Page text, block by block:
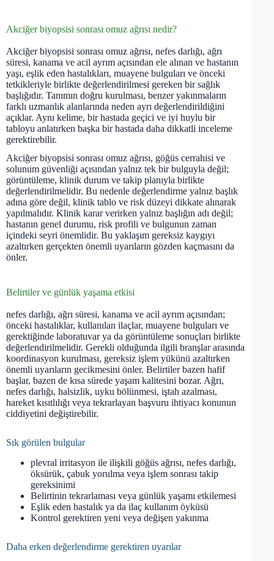
Akciğer biyopsisi sonrası omuz ağrısı nedir?
Akciğer biyopsisi sonrası omuz ağrısı, nefes darlığı, ağrı
süresi, kanama ve acil ayrım açısından ele alınan ve hastanın
yaşı, eşlik eden hastalıkları, muayene bulguları ve önceki
tetkikleriyle birlikte değerlendirilmesi gereken bir sağlık
başlığıdır. Tanımın doğru kurulması, benzer yakınmaların
farklı uzmanlık alanlarında neden ayrı değerlendirildiğini
açıklar. Aynı kelime, bir hastada geçici ve iyi huylu bir
tabloyu anlatırken başka bir hastada daha dikkatli inceleme
gerektirebilir.
Akciğer biyopsisi sonrası omuz ağrısı, göğüs cerrahisi ve
solunum güvenliği açısından yalnız tek bir bulguyla değil;
görüntüleme, klinik durum ve takip planıyla birlikte
değerlendirilmelidir. Bu nedenle değerlendirme yalnız başlık
adına göre değil, klinik tablo ve risk düzeyi dikkate alınarak
yapılmalıdır. Klinik karar verirken yalnız başlığın adı değil;
hastanın genel durumu, risk profili ve bulgunun zaman
içindeki seyri önemlidir. Bu yaklaşım gereksiz kaygıyı
azaltırken gerçekten önemli uyarıların gözden kaçmasını da
önler.
Belirtiler ve günlük yaşama etkisi
nefes darlığı, ağrı süresi, kanama ve acil ayrım açısından;
önceki hastalıklar, kullanılan ilaçlar, muayene bulguları ve
gerektiğinde laboratuvar ya da görüntüleme sonuçları birlikte
değerlendirilmelidir. Gerekli olduğunda ilgili branşlar arasında
koordinasyon kurulması, gereksiz işlem yükünü azaltırken
önemli uyarıların gecikmesini önler. Belirtiler bazen hafif
başlar, bazen de kısa sürede yaşam kalitesini bozar. Ağrı,
nefes darlığı, halsizlik, uyku bölünmesi, iştah azalması,
hareket kısıtlılığı veya tekrarlayan başvuru ihtiyacı konunun
ciddiyetini değiştirebilir.
Sık görülen bulgular
plevral irritasyon ile ilişkili göğüs ağrısı, nefes darlığı,
öksürük, çabuk yorulma veya işlem sonrası takip
gereksinimi
Belirtinin tekrarlaması veya günlük yaşamı etkilemesi
Eşlik eden hastalık ya da ilaç kullanım öyküsü
Kontrol gerektiren yeni veya değişen yakınma
Daha erken değerlendirme gerektiren uyarılar